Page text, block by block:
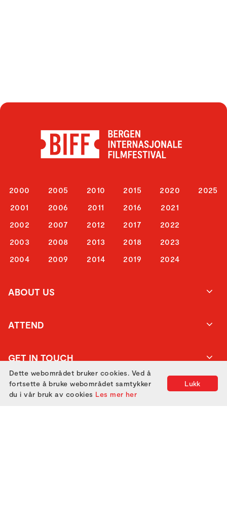
2000
2001
2002
2003
2004
2005
2006
2007
2008
2009
2010
2011
2012
2013
2014
2015
2016
2017
2018
2019
2020
2021
2022
2023
2024
2025
ABOUT US
ATTEND
GET IN TOUCH
Lukk
Dette webområdet bruker cookies. Ved å
fortsette å bruke webområdet samtykker
du i vår bruk av cookies Les mer her